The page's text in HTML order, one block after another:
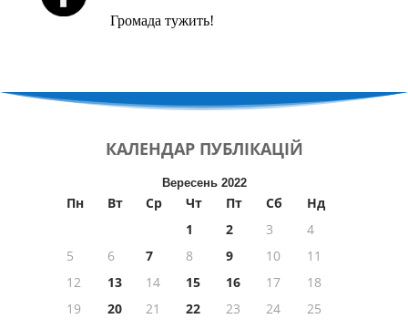
Громада тужить!
КАЛЕНДАР ПУБЛІКАЦІЙ
Вересень 2022
Пн Вт Ср Чт Пт Сб
Нд
1
2 3
4
5
6 7 8 9 10
11
12
13 14 15 16 17
18
19
20 21 22 23 24
25